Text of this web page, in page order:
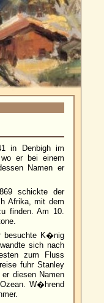
in Denbigh im
er bei einem
Namen er
schickte der
Afrika, mit dem
finden. Am 10.
besuchte K�nig
sich nach
zum Fluss
fuhr Stanley
diesen Namen
W�hrend